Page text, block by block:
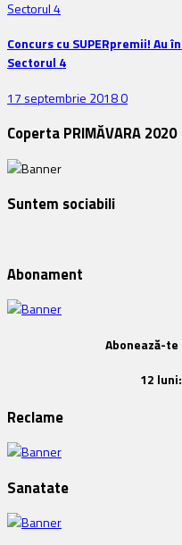
Concurs cu SUPERpremii! Au
Sectorul 4
17 septembrie 20180
Coperta PRIMĂVARA 2020
Suntem sociabili
Abonament
Abonează-te
12 luni:
Reclame
Sanatate